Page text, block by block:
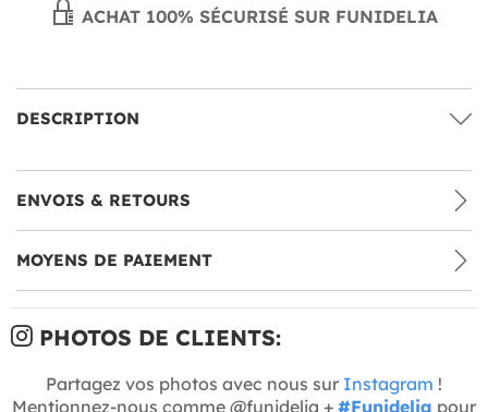
ACHAT 100% SÉCURISÉ SUR FUNIDELIA
DESCRIPTION
ENVOIS & RETOURS
MOYENS DE PAIEMENT
PHOTOS DE CLIENTS:
Partagez vos photos avec nous sur Instagram !
Mentionnez-nous comme @funidelia + #Funidelia pour